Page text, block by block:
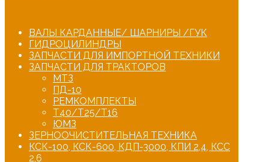
ВАЛЫ КАРДАННЫЕ/ ШАРНИРЫ /ГУК
ГИДРОЦИЛИНДРЫ
ЗАПЧАСТИ ДЛЯ ИМПОРТНОЙ ТЕХНИКИ
ЗАПЧАСТИ ДЛЯ ТРАКТОРОВ
МТЗ
ПД-10
РЕМКОМПЛЕКТЫ
Т40/Т25/Т16
ЮМЗ
ЗЕРНООЧИСТИТЕЛЬНАЯ ТЕХНИКА
КСК-100, КСК-600, КДП-3000, КПИ 2,4, КСС
2,6